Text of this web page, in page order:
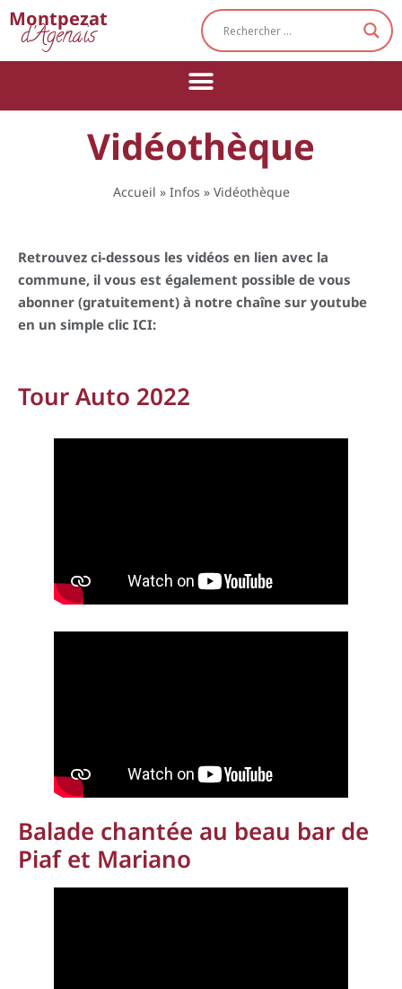
Montpezat
d'Agenais
Vidéothèque
Accueil » Infos » Vidéothèque
Retrouvez ci-dessous les vidéos en lien avec la
commune, il vous est également possible de vous
abonner (gratuitement) à notre chaîne sur youtube
en un simple clic ICI:
Tour Auto 2022
Balade chantée au beau bar de
Piaf et Mariano
Cookies management panel